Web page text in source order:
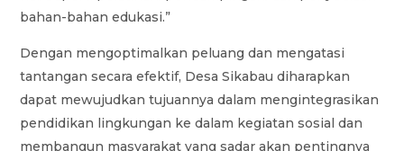
bahan-bahan edukasi.”
Dengan mengoptimalkan peluang dan mengatasi
tantangan secara efektif, Desa Sikabau diharapkan
dapat mewujudkan tujuannya dalam mengintegrasikan
pendidikan lingkungan ke dalam kegiatan sosial dan
membangun masyarakat yang sadar akan pentingnya